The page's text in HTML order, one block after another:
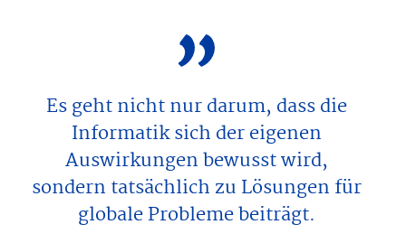
Es geht nicht nur darum, dass die
Informatik sich der eigenen
Auswirkungen bewusst wird,
sondern tatsächlich zu Lösungen für
globale Probleme beiträgt.